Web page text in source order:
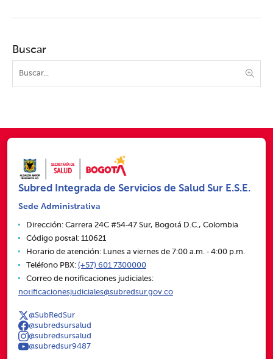
Buscar
Subred Integrada de Servicios de Salud Sur E.S.E.
Sede Administrativa
Dirección: Carrera 24C #54‑47 Sur, Bogotá D.C., Colombia
Código postal: 110621
Horario de atención: Lunes a viernes de 7:00 a.m. ‑ 4:00 p.m.
Teléfono PBX: (+57) 601 7300000
Correo de notificaciones judiciales:
notificacionesjudiciales@subredsur.gov.co
@SubRedSur
@subredsursalud
@subredsursalud
@subredsur9487